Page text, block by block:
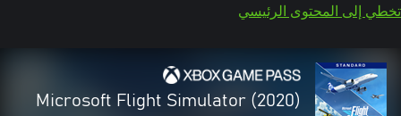
تخطي إلى المحتوى الرئيسي
Microsoft Flight Simulator (2020)